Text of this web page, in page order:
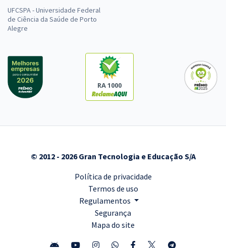
UFCSPA - Universidade Federal
de Ciência da Saúde de Porto
Alegre
RA 1000
© 2012 - 2026 Gran Tecnologia e Educação S/A
Política de privacidade
Termos de uso
Regulamentos
Segurança
Mapa do site